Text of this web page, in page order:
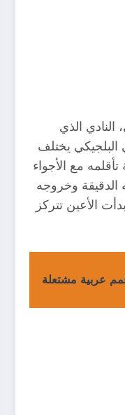
النادي الذي
البلجيكي يختلف
مع الأجواء
الدقيقة وخروجه
الأعين تتركز